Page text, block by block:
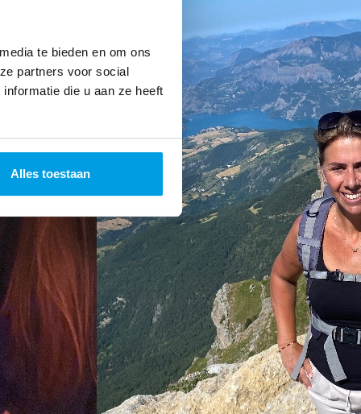
te bieden en om ons
partners voor social
die u aan ze heeft
Alles toestaan